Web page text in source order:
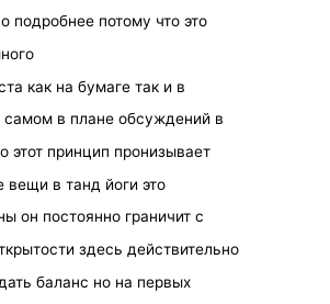
подробнее потому что это
как на бумаге так и в
самом в плане обсуждений в
этот принцип пронизывает
вещи в танд йоги это
он постоянно граничит с
здесь действительно
баланс но на первых